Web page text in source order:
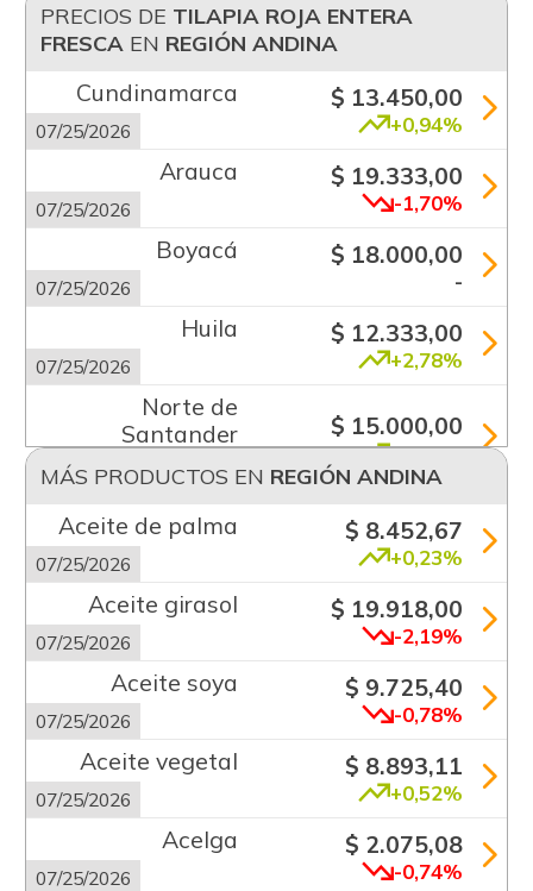
PRECIOS DE TILAPIA ROJA ENTERA
FRESCAEN REGIÓN ANDINA
Cundinamarca
07/25/2026
$ 13.450,00
+0,94%
Arauca
07/25/2026
$ 19.333,00
-1,70%
Boyacá
07/25/2026
$ 18.000,00
-
Huila
07/25/2026
$ 12.333,00
+2,78%
Norte de
Santander
07/25/2026
$ 15.000,00
+5,88%
Santander
07/25/2026
$ 11.933,00
-0,14%
Tolima
07/25/2026
$ 10.133,00
-29,63%
MÁS PRODUCTOS EN REGIÓN ANDINA
Aceite de palma
07/25/2026
$ 8.452,67
+0,23%
Aceite girasol
07/25/2026
$ 19.918,00
-2,19%
Aceite soya
07/25/2026
$ 9.725,40
-0,78%
Aceite vegetal
07/25/2026
$ 8.893,11
+0,52%
Acelga
07/25/2026
$ 2.075,08
-0,74%